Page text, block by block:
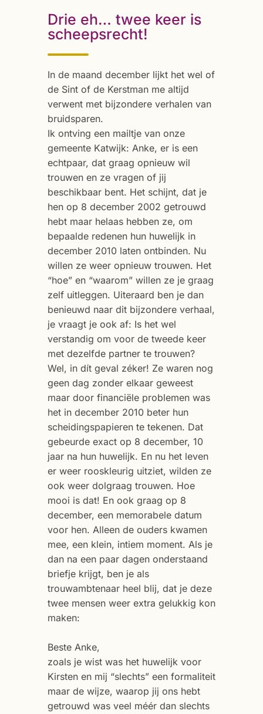
Drie eh… twee keer is
scheepsrecht!
In de maand december lijkt het wel of
de Sint of de Kerstman me altijd
verwent met bijzondere verhalen van
bruidsparen.
Ik ontving een mailtje van onze
gemeente Katwijk: Anke, er is een
echtpaar, dat graag opnieuw wil
trouwen en ze vragen of jij
beschikbaar bent. Het schijnt, dat je
hen op 8 december 2002 getrouwd
hebt maar helaas hebben ze, om
bepaalde redenen hun huwelijk in
december 2010 laten ontbinden. Nu
willen ze weer opnieuw trouwen. Het
“hoe” en “waarom” willen ze je graag
zelf uitleggen. Uiteraard ben je dan
benieuwd naar dit bijzondere verhaal,
je vraagt je ook af: Is het wel
verstandig om voor de tweede keer
met dezelfde partner te trouwen?
Wel, in dít geval zéker! Ze waren nog
geen dag zonder elkaar geweest
maar door financiële problemen was
het in december 2010 beter hun
scheidingspapieren te tekenen. Dat
gebeurde exact op 8 december, 10
jaar na hun huwelijk. En nu het leven
er weer rooskleurig uitziet, wilden ze
ook weer dolgraag trouwen. Hoe
mooi is dat! En ook graag op 8
december, een memorabele datum
voor hen. Alleen de ouders kwamen
mee, een klein, intiem moment. Als je
dan na een paar dagen onderstaand
briefje krijgt, ben je als
trouwambtenaar heel blij, dat je deze
twee mensen weer extra gelukkig kon
maken:
Beste Anke,
zoals je wist was het huwelijk voor
Kirsten en mij “slechts” een formaliteit
maar de wijze, waarop jij ons hebt
getrouwd was veel méér dan slechts